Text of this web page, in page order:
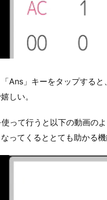
Ans」キーをタップする
しい。
って行うと以下の動画の
ってくるととても助かる機